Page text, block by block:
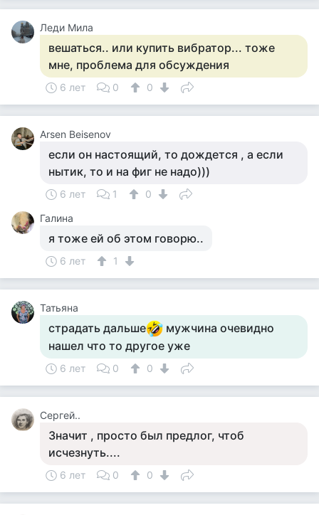
Леди Мила
вешаться.. или купить вибратор... тоже
мне, проблема для обсуждения
6 лет 0 0
Arsen Beisenov
если он настоящий, то дождется , а если
нытик, то и на фиг не надо)))
6 лет 1
0
Галина
я тоже ей об этом говорю..
6 лет 1
Татьяна
страдать дальше
мужчина очевидно
нашел что то другое уже
6 лет 0 0
Сергей..
Значит , просто был предлог, чтоб
исчезнуть....
6 лет 0 0